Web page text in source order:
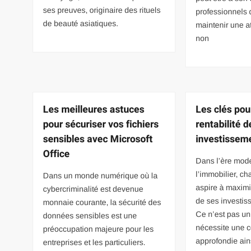
ses preuves, originaire des rituels
de beauté asiatiques.
professionnels
maintenir une
non
Les meilleures astuces
pour sécuriser vos fichiers
sensibles avec Microsoft
Office
Dans un monde numérique où la
cybercriminalité est devenue
monnaie courante, la sécurité des
données sensibles est une
préoccupation majeure pour les
entreprises et les particuliers.
Les clés
rentabilité
Dans l’ère
l’immobilier,
aspire à
de ses
Ce n’est pas
nécessite une
approfondie